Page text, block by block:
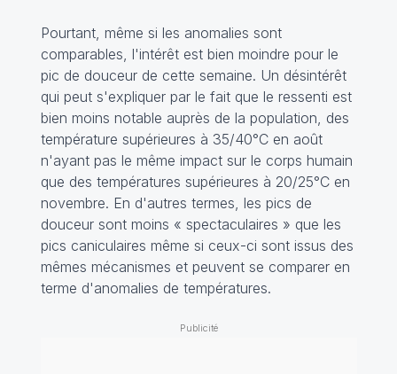
Pourtant, même si les anomalies sont
comparables, l'intérêt est bien moindre pour le
pic de douceur de cette semaine. Un désintérêt
qui peut s'expliquer par le fait que le ressenti est
bien moins notable auprès de la population, des
température supérieures à 35/40°C en août
n'ayant pas le même impact sur le corps humain
que des températures supérieures à 20/25°C en
novembre. En d'autres termes, les pics de
douceur sont moins « spectaculaires » que les
pics caniculaires même si ceux-ci sont issus des
mêmes mécanismes et peuvent se comparer en
terme d'anomalies de températures.